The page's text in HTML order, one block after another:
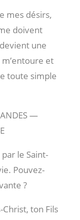
mes désirs,
doivent
une
et
toute simple
—
le Saint-
Pouvez-
?
Christ, ton Fils